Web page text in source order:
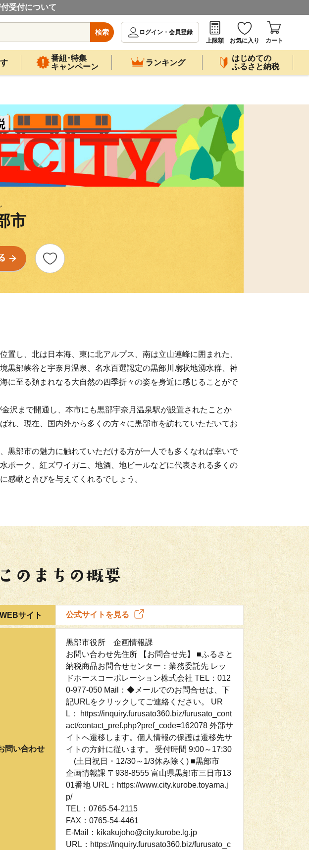
受付について
検索
ログイン・会員登録
上限額
お気に入り カート
番組･特集
キャンペーン
ランキング
はじめての
ふるさと納税
市
置し、北は日本海、東に北アルプス、南は立山連峰に囲まれた、
黒部峡谷と宇奈月温泉、名水百選認定の黒部川扇状地湧水群、神
に至る類まれなる大自然の四季折々の姿を身近に感じることがで
沢まで開通し、本市にも黒部宇奈月温泉駅が設置されたことか
れ、現在、国内外から多くの方々に黒部市を訪れていただいてお
黒部市の魅力に触れていただける方が一人でも多くなれば幸いで
ポーク、紅ズワイガニ、地酒、地ビールなどに代表される多くの
感動と喜びを与えてくれるでしょう。
WEBサイト 公式サイトを見る
問い合わせ
黒部市役所 企画情報課
お問い合わせ先住所 【お問合せ先】 ■ふるさと
納税商品お問合せセンター：業務委託先 レッ
ドホースコーポレーション株式会社 TEL：012
0-977-050 Mail：◆メールでのお問合せは、下
記URLをクリックしてご連絡ください。 UR
L： https://inquiry.furusato360.biz/furusato_cont
act/contact_pref.php?pref_code=162078 外部サ
イトへ遷移します。個人情報の保護は遷移先サ
イトの方針に従います。 受付時間 9:00～17:30
(土日祝日・12/30～1/3休み除く) ■黒部市
企画情報課 〒938-8555 富山県黒部市三日市13
01番地 URL：https://www.city.kurobe.toyama.j
p/
TEL：0765-54-2115
FAX：0765-54-4461
E-Mail：kikakujoho@city.kurobe.lg.jp
URL：https://inquiry.furusato360.biz/furusato_c